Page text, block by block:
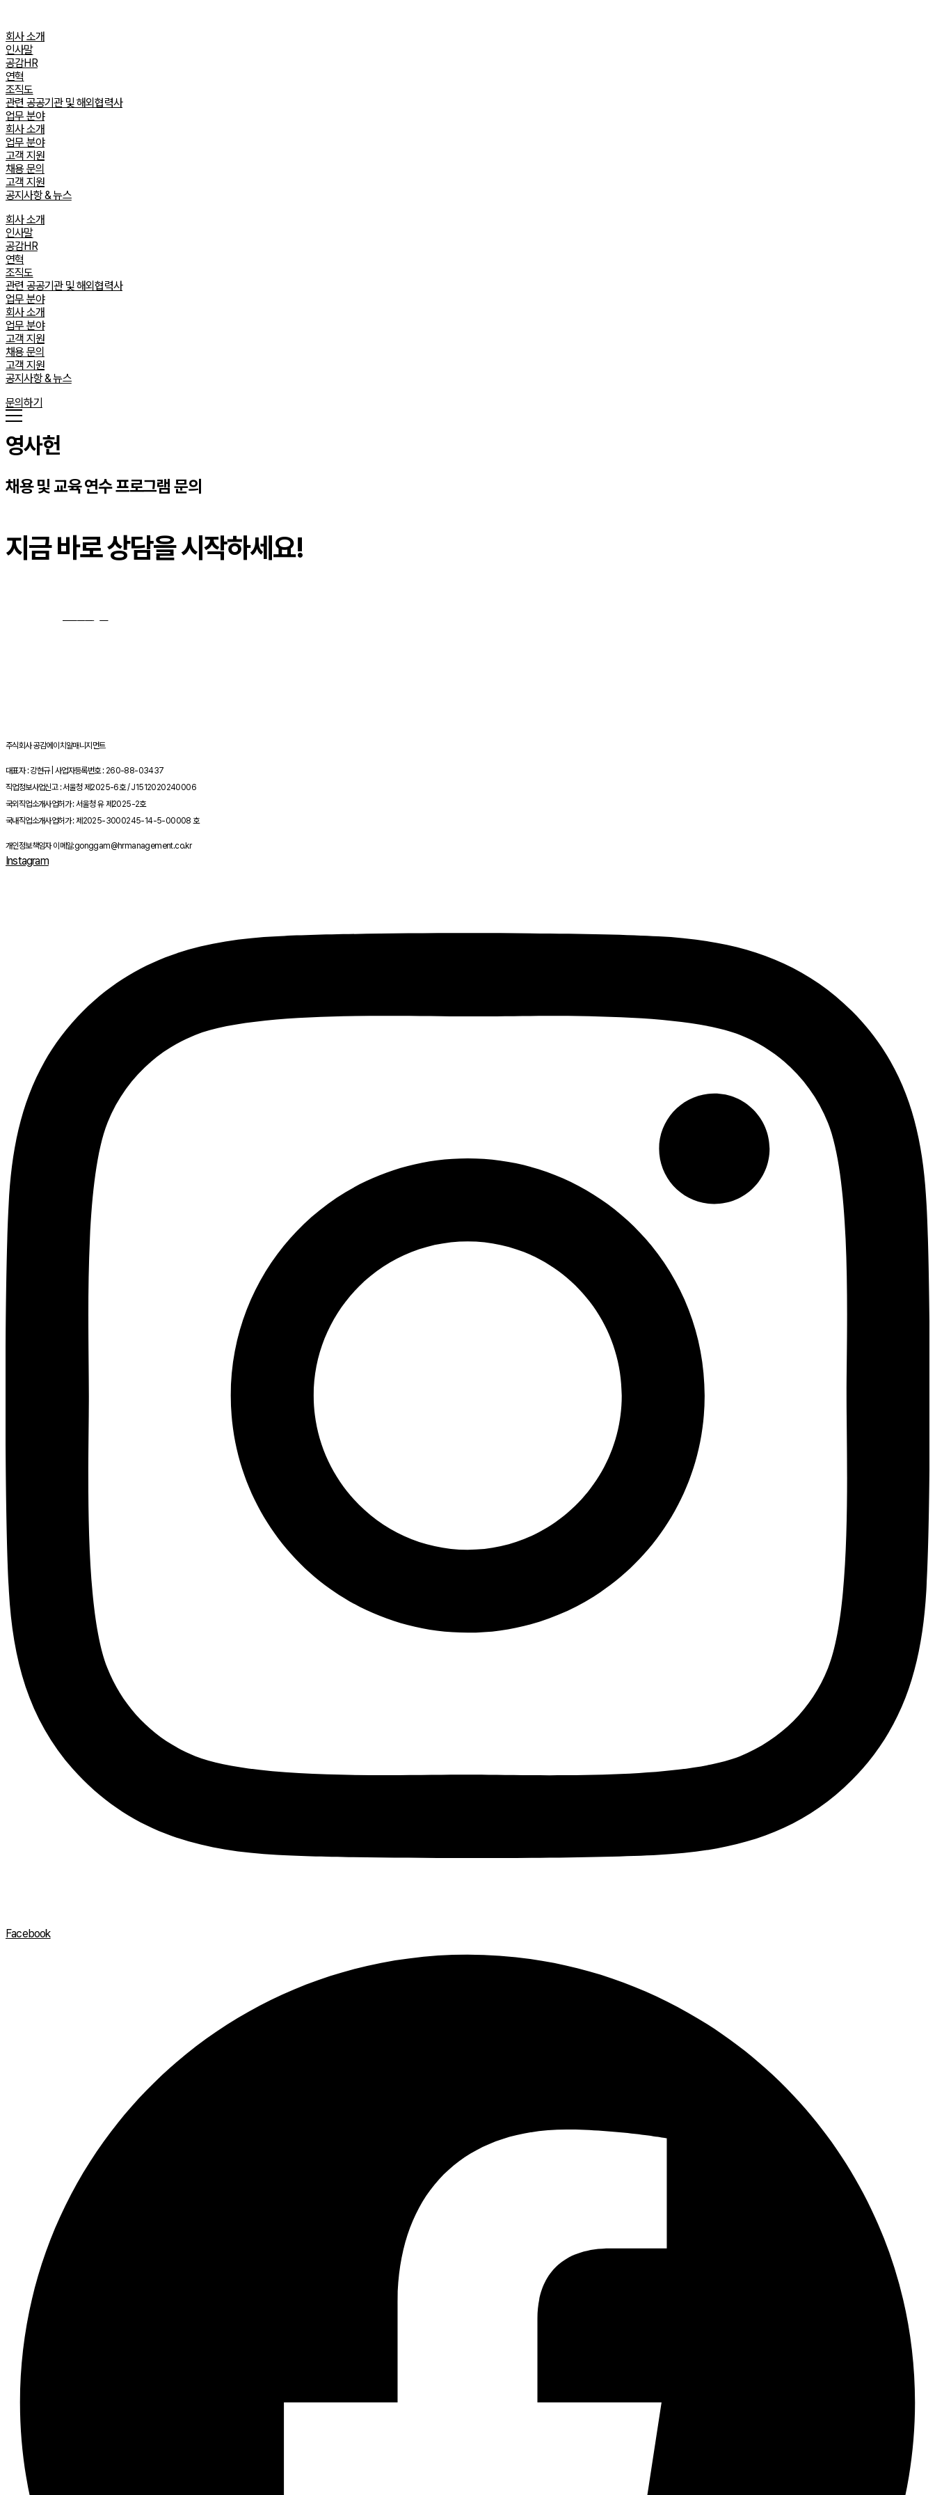
content
회사 소개
인사말
공감HR
연혁
조직도
관련 공공기관 및 해외협력사
업무 분야
회사 소개
업무 분야
고객 지원
채용 문의
고객 지원
공지사항 & 뉴스
회사 소개
인사말
공감HR
연혁
조직도
관련 공공기관 및 해외협력사
업무 분야
회사 소개
업무 분야
고객 지원
채용 문의
고객 지원
공지사항 & 뉴스
문의하기
영사헌
채용 및 교육 연수 프로그램 문의
지금 바로 상담을 시작하세요!
주식회사 공감에이치알매니지먼트
대표자 : 강현규 | 사업자등록번호 : 260-88-03437
직업정보사업신고 : 서울청 제2025-6호 / J1512020240006
국외직업소개사업허가 : 서울청 유 제2025-2호
국내직업소개사업허가 : 제2025-3000245-14-5-00008 호
개인정보책임자 이메일:gonggam@hrmanagement.co.kr
Instagram
Facebook